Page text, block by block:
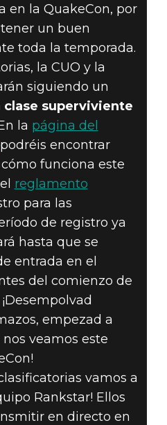
en la QuakeCon, por
un buen
toda la temporada.
la CUO y la
siguiendo un
clase superviviente
la página del
encontrar
funciona este
reglamento
para las
de registro ya
hasta que se
entrada en el
del comienzo de
empezad a
veamos este
vamos a
Rankstar! Ellos
en directo en